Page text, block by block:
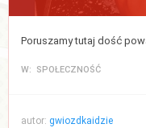
Poruszamy tutaj dość
W: SPOŁECZNOŚĆ
autor: gwiozdkaidzie